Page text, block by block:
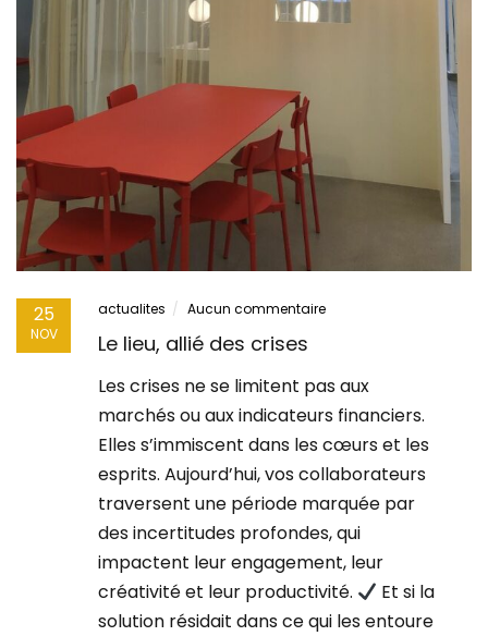
25
NOV
actualites Aucun commentaire
Le lieu, allié des crises
Les crises ne se limitent pas aux
marchés ou aux indicateurs financiers.
Elles s’immiscent dans les cœurs et les
esprits. Aujourd’hui, vos collaborateurs
traversent une période marquée par
des incertitudes profondes, qui
impactent leur engagement, leur
créativité et leur productivité.
Et si la
solution résidait dans ce qui les entoure